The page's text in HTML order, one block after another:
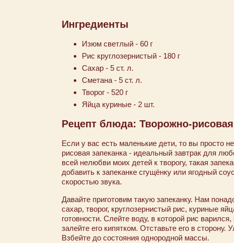
Ингредиенты
Изюм светлый - 60 г
Рис круглозернистый - 180 г
Сахар - 5 ст. л.
Сметана - 5 ст. л.
Творог - 520 г
Яйца куриные - 2 шт.
Рецепт блюда: Творожно-
Если у вас есть маленькие дети, то вы просто
рисовая запеканка - идеальный завтрак для
всей нелюбви моих детей к творогу, такая
добавить к запеканке сгущёнку или ягодный
скоростью звука.
Давайте приготовим такую запеканку. Нам
сахар, творог, круглозернистый рис, куриные
готовности. Слейте воду, в которой рис
залейте его кипятком. Отставьте его в
Взбейте до состояния однородной массы.